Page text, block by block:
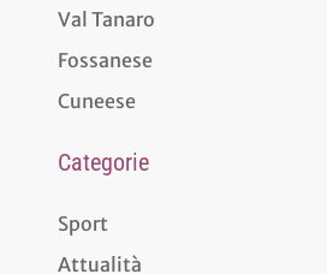
Val Tanaro
Fossanese
Cuneese
Categorie
Sport
Attualità